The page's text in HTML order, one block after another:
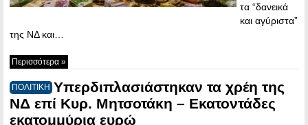
τα “δανεικά
και αγύριστα”
της ΝΔ και…
Περισσότερα »
ΠΟΛΙΤΙΚΗ Υπερδιπλασιάστηκαν τα χρέη της
ΝΔ επί Κυρ. Μητσοτάκη – Εκατοντάδες
εκατομμύρια ευρώ